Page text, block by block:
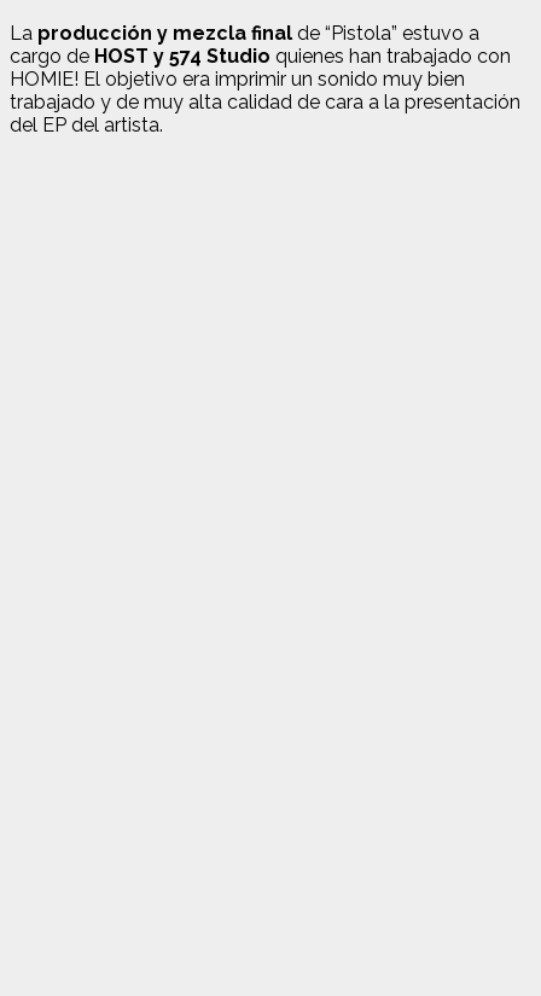
La producción y mezcla final de “Pistola” estuvo a
cargo de HOST y 574 Studio quienes han trabajado con
HOMIE! El objetivo era imprimir un sonido muy bien
trabajado y de muy alta calidad de cara a la presentación
del EP del artista.